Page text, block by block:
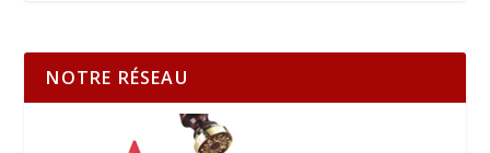
NOTRE RÉSEAU